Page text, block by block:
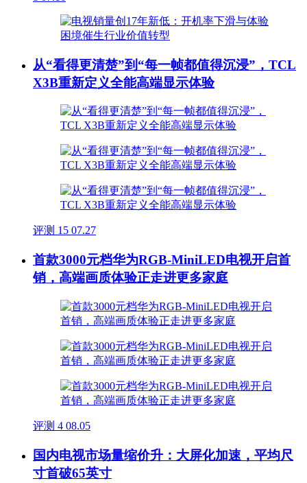
从“看得更清楚”到“每一帧都值得沉浸”，TCL
X3B重新定义全能高端显示体验
评测 15 07.27
首款3000元档华为RGB-MiniLED电视开启首
销，高端画质体验正走进更多家庭
评测 4 08.05
国内电视市场量缩价升：大屏化加速，平均尺
寸首破65英寸